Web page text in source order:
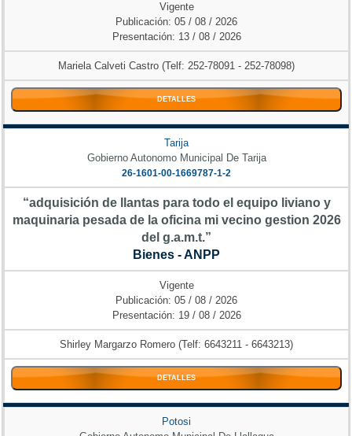
Vigente
Publicación: 05 / 08 / 2026
Presentación: 13 / 08 / 2026
Mariela Calveti Castro (Telf: 252-78091 - 252-78098)
DETALLES
Tarija
Gobierno Autonomo Municipal De Tarija
26-1601-00-1669787-1-2
“adquisición de llantas para todo el equipo liviano y
maquinaria pesada de la oficina mi vecino gestion 2026
del g.a.m.t.”
Bienes - ANPP
Vigente
Publicación: 05 / 08 / 2026
Presentación: 19 / 08 / 2026
Shirley Margarzo Romero (Telf: 6643211 - 6643213)
DETALLES
Potosi